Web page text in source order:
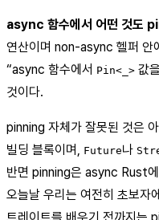
async 함수에서 어떤 것도
연산이며 non-async 헬퍼 안
“async 함수에서 Pin<_> 값
것이다.
pinning 자체가 잘못된 것은
빌딩 블록이며, Future나
반면 pinning은 async Rust
오늘날 우리는 여전히 초보자